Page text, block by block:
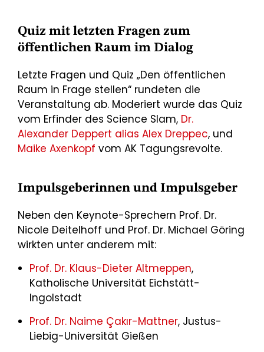
Quiz mit letzten Fragen zum
öffentlichen Raum im Dialog
Letzte Fragen und Quiz „Den öffentlichen
Raum in Frage stellen“ rundeten die
Veranstaltung ab. Moderiert wurde das Quiz
vom Erfinder des Science Slam, Dr.
Alexander Deppert alias Alex Dreppec, und
Maike Axenkopf vom AK Tagungsrevolte.
Impulsgeberinnen und Impulsgeber
Neben den Keynote-Sprechern Prof. Dr.
Nicole Deitelhoff und Prof. Dr. Michael Göring
wirkten unter anderem mit:
Prof. Dr. Klaus-Dieter Altmeppen,
Katholische Universität Eichstätt-
Ingolstadt
Prof. Dr. Naime Çakır-Mattner, Justus-
Liebig-Universität Gießen